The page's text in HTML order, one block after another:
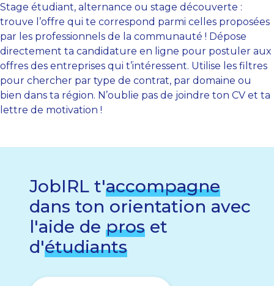
Stage étudiant, alternance ou stage découverte :
trouve l’offre qui te correspond parmi celles proposées
par les professionnels de la communauté ! Dépose
directement ta candidature en ligne pour postuler aux
offres des entreprises qui t’intéressent. Utilise les filtres
pour chercher par type de contrat, par domaine ou
bien dans ta région. N’oublie pas de joindre ton CV et ta
lettre de motivation !
JobIRL t'accompagne
dans ton orientation avec
l'aide de pros et
d'étudiants